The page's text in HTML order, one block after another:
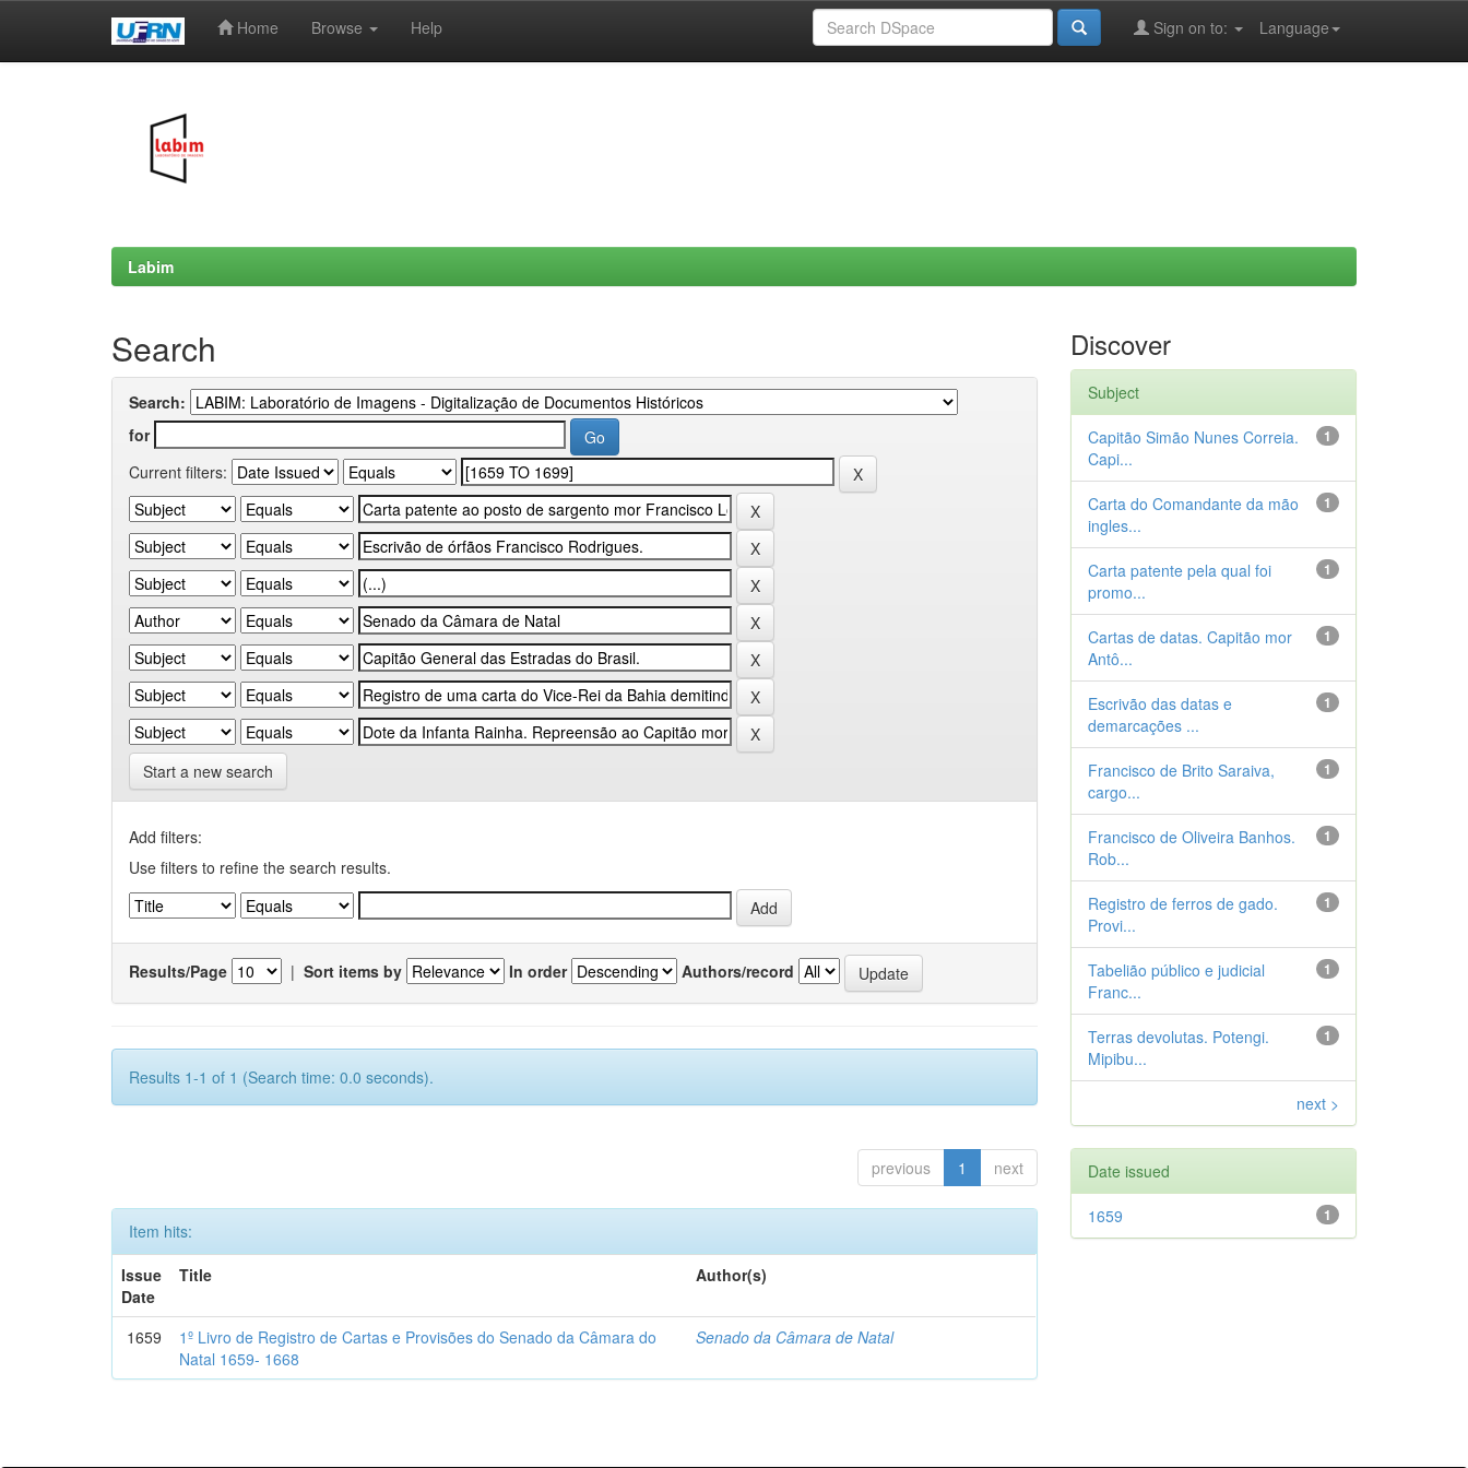
Home Browse Help Language
Sign on to:
Labim
Search
Search:
for
Current filters:
Start a new search
Add filters:
Use filters to refine the search results.
Results/Page | Sort items by In order Authors/record
Results 1-1 of 1 (Search time: 0.0 seconds).
previous 1 next
Item hits:
Issue
Date
Title Author(s)
1659
1º Livro de Registro de Cartas e Provisões do Senado da Câmara do
Natal 1659- 1668
Senado da Câmara de Natal
Discover
Subject
1
Capitão Simão Nunes Correia.
Capi...
1
Carta do Comandante da mão
ingles...
1
Carta patente pela qual foi
promo...
1
Cartas de datas. Capitão mor
Antô...
1
Escrivão das datas e
demarcações ...
1
Francisco de Brito Saraiva,
cargo...
1
Francisco de Oliveira Banhos.
Rob...
1
Registro de ferros de gado.
Provi...
1
Tabelião público e judicial
Franc...
1
Terras devolutas. Potengi.
Mipibu...
next >
Date issued
1
1659